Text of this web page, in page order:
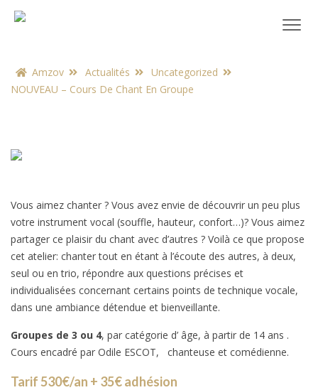
Amzov Actualités
Uncategorized
NOUVEAU – Cours De Chant En Groupe
Vous aimez chanter ? Vous avez envie de découvrir un peu plus
votre instrument vocal (souffle, hauteur, confort…)? Vous aimez
partager ce plaisir du chant avec d’autres ? Voilà ce que propose
cet atelier: chanter tout en étant à l’écoute des autres, à deux,
seul ou en trio, répondre aux questions précises et
individualisées concernant certains points de technique vocale,
dans une ambiance détendue et bienveillante.
Groupes de 3 ou 4, par catégorie d’ âge, à partir de 14 ans .
Cours encadré par Odile ESCOT, chanteuse et comédienne.
Tarif 530€/an + 35€ adhésion